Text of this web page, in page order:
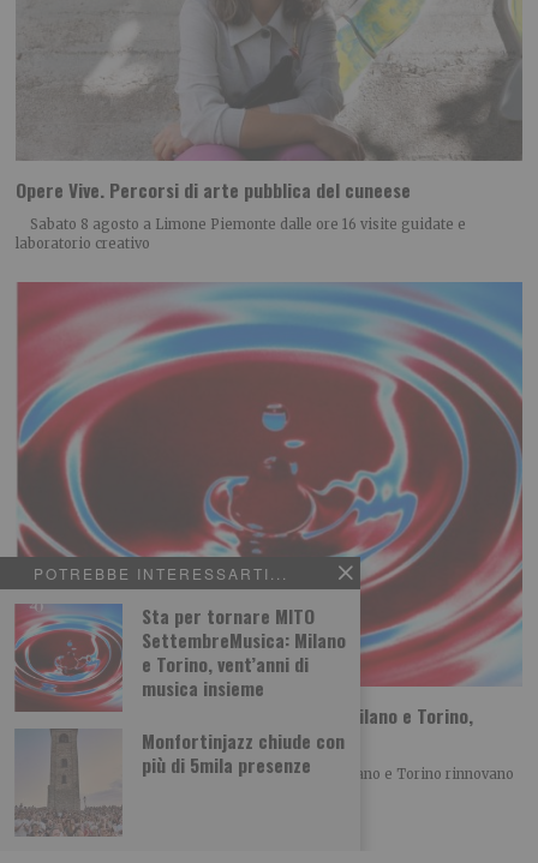
POTREBBE INTERESSARTI...
Sta per tornare MITO
SettembreMusica: Milano
e Torino, vent’anni di
musica insieme
Monfortinjazz chiude con
più di 5mila presenze
Opere Vive. Percorsi di arte pubblica del cuneese
Sabato 8 agosto a Limone Piemonte dalle ore 16 visite guidate e
laboratorio creativo
Sta per tornare MITO SettembreMusica: Milano e Torino,
vent’anni di musica insieme
Con la XX edizione di MITO SettembreMusica, Milano e Torino rinnovano
un patto culturale che, anno